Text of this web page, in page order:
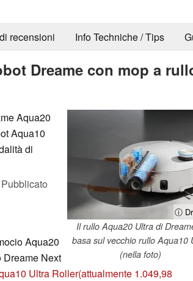
recensioni Info Techniche / Tips
Dreame con mop a
ⓘ
Il rullo Aqua20 Ultra di
basa sul vecchio rullo Aqua10
(nella foto)
Aqua20
Aqua10
di
Pubblicato
Aqua20
Dreame Next
Ultra Roller(attualmente 1.049,98